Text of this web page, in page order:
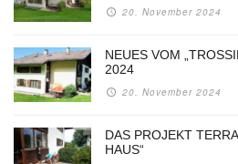
20. November 2024
NEUES VOM
2024
20. November 2024
DAS PROJEKT
HAUS“